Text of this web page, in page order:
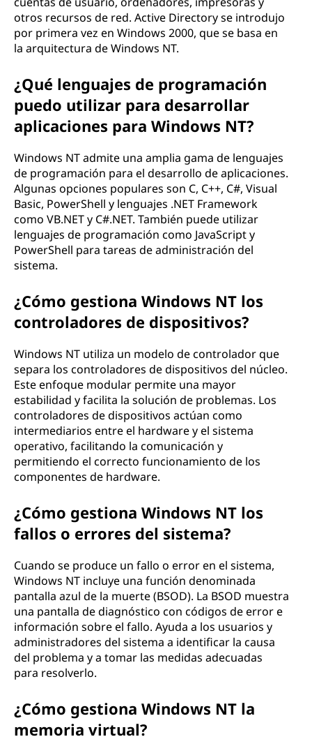
otros recursos de red. Active Directory se introdujo
por primera vez en Windows 2000, que se basa en
la arquitectura de Windows NT.
¿Qué lenguajes de programación
puedo utilizar para desarrollar
aplicaciones para Windows NT?
Windows NT admite una amplia gama de lenguajes
de programación para el desarrollo de aplicaciones.
Algunas opciones populares son C, C++, C#, Visual
Basic, PowerShell y lenguajes .NET Framework
como VB.NET y C#.NET. También puede utilizar
lenguajes de programación como JavaScript y
PowerShell para tareas de administración del
sistema.
¿Cómo gestiona Windows NT los
controladores de dispositivos?
Windows NT utiliza un modelo de controlador que
separa los controladores de dispositivos del núcleo.
Este enfoque modular permite una mayor
estabilidad y facilita la solución de problemas. Los
controladores de dispositivos actúan como
intermediarios entre el hardware y el sistema
operativo, facilitando la comunicación y
permitiendo el correcto funcionamiento de los
componentes de hardware.
¿Cómo gestiona Windows NT los
fallos o errores del sistema?
Cuando se produce un fallo o error en el sistema,
Windows NT incluye una función denominada
pantalla azul de la muerte (BSOD). La BSOD muestra
una pantalla de diagnóstico con códigos de error e
información sobre el fallo. Ayuda a los usuarios y
administradores del sistema a identificar la causa
del problema y a tomar las medidas adecuadas
para resolverlo.
¿Cómo gestiona Windows NT la
memoria virtual?